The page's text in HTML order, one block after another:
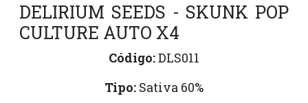
DELIRIUM SEEDS - SKUNK POP
CULTURE AUTO X4
Código:DLS011
Tipo: Sativa 60%